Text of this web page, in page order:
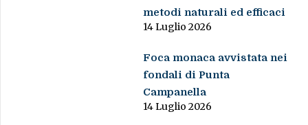
Campanella
14 Luglio 2026
Gli animali che dormono
pochissimo, quando il
riposo diventa una sfida
per la sopravvivenza